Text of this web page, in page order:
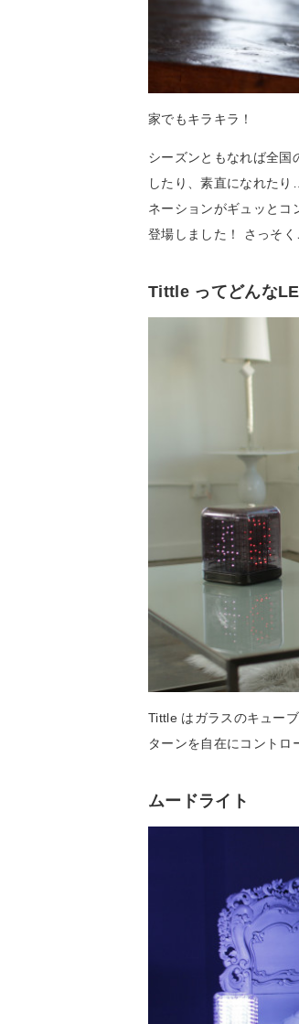
家でもキラキラ！
シーズンともなれば全国
したり、素直になれた
ネーションがギュッとコ
登場しました！ さっそく
Tittle ってどんな
Tittle はガラスのキュー
ターンを自在にコントロ
ムードライト